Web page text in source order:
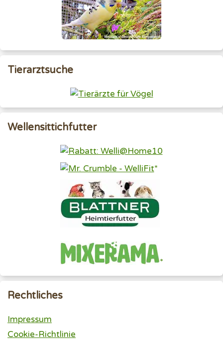
Tierarztsuche
Wellensittichfutter
Rechtliches
Impressum
Cookie-Richtlinie